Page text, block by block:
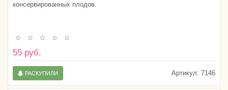
консервированных плодов.
55 руб.
Артикул: 7146
РАСКУПИЛИ